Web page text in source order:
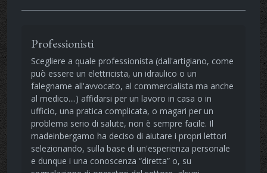
Professionisti
Scegliere a quale professionista (dall'artigiano, come
può essere un elettricista, un idraulico o un
falegname all'avvocato, al commercialista ma anche
al medico....) affidarsi per un lavoro in casa o in
ufficio, una pratica complicata, o magari per un
problema serio di salute, non è sempre facile. Il
madeinbergamo ha deciso di aiutare i propri lettori
selezionando, sulla base di un'esperienza personale
e dunque i una conoscenza “diretta” o, su